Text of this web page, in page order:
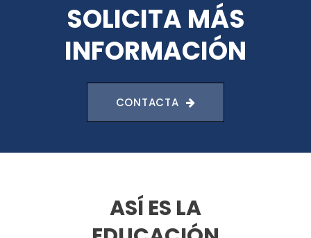
SOLICITA MÁS
INFORMACIÓN
CONTACTA
ASÍ ES LA